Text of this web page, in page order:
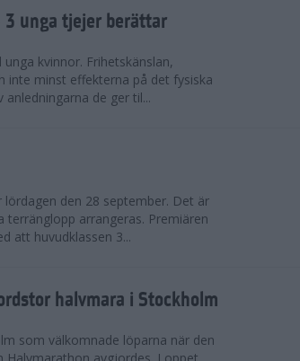
unga tjejer berättar
kvinnor. Frihetskänslan,
inte minst effekterna på det fysiska
de ger til...
lördagen den 28 september. Det är
terränglopp arrangeras. Premiären
att huvudklassen 3...
halvmara i Stockholm
som välkomnade löparna när den